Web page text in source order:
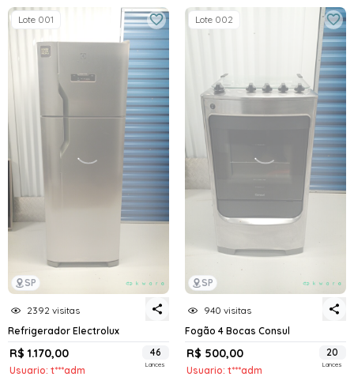
SP
Lote 001
2392 visitas
Refrigerador Electrolux
R$ 1.170,00
Usuario: t***adm
46
Lances
SP
Lote 002
940 visitas
Fogão 4 Bocas Consul
R$ 500,00
Usuario: t***adm
20
Lances